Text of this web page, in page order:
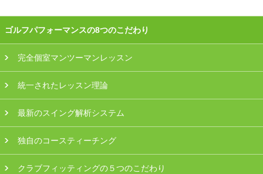
よくある質問
会員様ログイン
ゴルフパフォーマンスの8つのこだわり
完全個室マンツーマンレッスン
統一されたレッスン理論
最新のスイング解析システム
独自のコースティーチング
クラブフィッティングの５つのこだわり